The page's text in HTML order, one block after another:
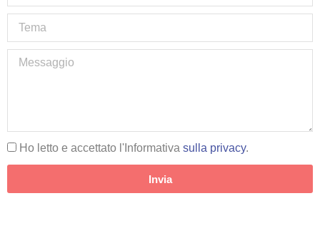
Ho letto e accettato l'Informativa sulla privacy.
Invia